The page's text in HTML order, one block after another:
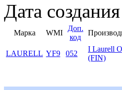
Дата
Марка WMI
Доп.
код
LAURELL YF9 052
I Laurell
(FIN)